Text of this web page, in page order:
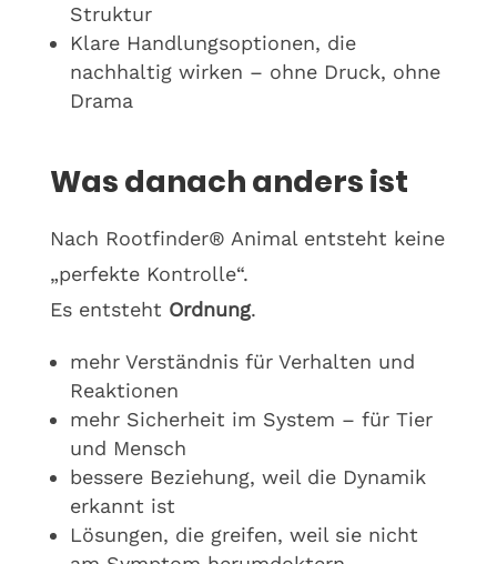
Struktur
Klare Handlungsoptionen, die
nachhaltig wirken – ohne Druck, ohne
Drama
Was danach anders ist
Nach Rootfinder® Animal entsteht keine
„perfekte Kontrolle“.
Es entsteht Ordnung.
mehr Verständnis für Verhalten und
Reaktionen
mehr Sicherheit im System – für Tier
und Mensch
bessere Beziehung, weil die Dynamik
erkannt ist
Lösungen, die greifen, weil sie nicht